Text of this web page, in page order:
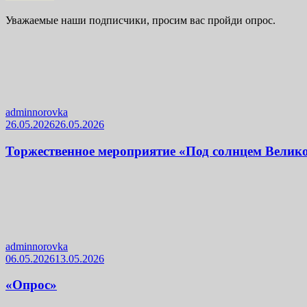
Уважаемые наши подписчики, просим вас пройди опрос.
adminnorovka
26.05.202626.05.2026
Торжественное мероприятие «Под солнцем
adminnorovka
06.05.202613.05.2026
«Опрос»